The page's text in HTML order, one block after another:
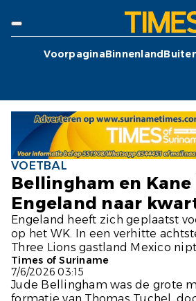
VoorpaginaBinnenland
VOETBAL
Bellingham en
Engeland naar
Engeland heeft zich geplaatst
op het WK. In een verhitte
Three Lions gastland Mexico
Times of Suriname
7/6/2026 03:15
Jude Bellingham was de grote